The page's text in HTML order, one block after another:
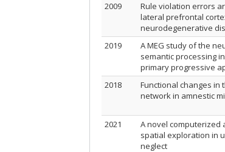
2009
Rule violation errors
lateral prefrontal
neurodegenerative
2019
A MEG study of the
semantic processing
primary progressive
2018
Functional changes in
network in amnestic
2021
A novel computerized
spatial exploration in
neglect